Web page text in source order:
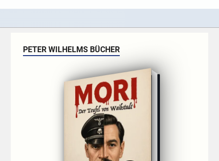
PETER WILHELMS BÜCHER